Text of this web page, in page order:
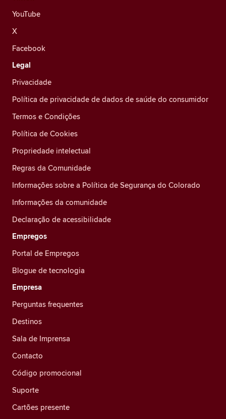
YouTube
X
Facebook
Legal
Privacidade
Política de privacidade de dados de saúde do consumidor
Termos e Condições
Política de Cookies
Propriedade intelectual
Regras da Comunidade
Informações sobre a Política de Segurança do Colorado
Informações da comunidade
Declaração de acessibilidade
Empregos
Portal de Empregos
Blogue de tecnologia
Empresa
Perguntas frequentes
Destinos
Sala de Imprensa
Contacto
Código promocional
Suporte
Cartões presente